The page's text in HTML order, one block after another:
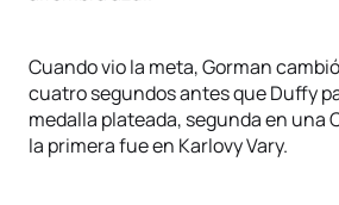
Cuando vio la meta, Gorman
cuatro segundos antes que Duffy
medalla plateada, segunda en una
la primera fue en Karlovy Vary.